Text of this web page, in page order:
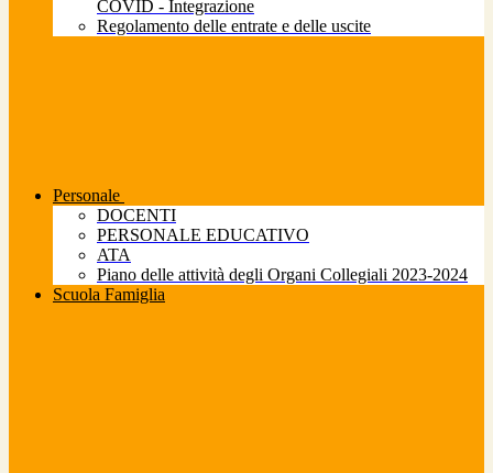
COVID - Integrazione
Regolamento delle entrate e delle uscite
Personale
DOCENTI
PERSONALE EDUCATIVO
ATA
Piano delle attività degli Organi Collegiali 2023-2024
Scuola Famiglia